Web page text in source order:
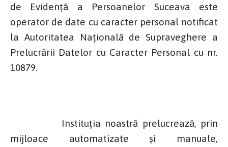
de Evidenţă a Persoanelor Suceava este
operator de date cu caracter personal notificat
la Autoritatea Naţională de Supraveghere a
Prelucrării Datelor cu Caracter Personal cu nr.
10879.
Instituţia noastră prelucrează, prin
mijloace automatizate şi manuale,